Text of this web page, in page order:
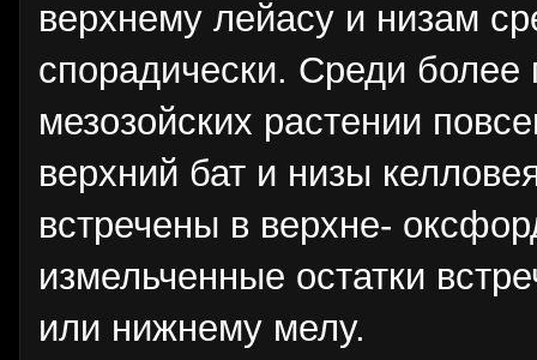
верхнему лейасу и низам
спорадически. Среди более
мезозойских растении
верхний бат и низы
встречены в верхне-
измельченные остатки
или нижнему мелу.